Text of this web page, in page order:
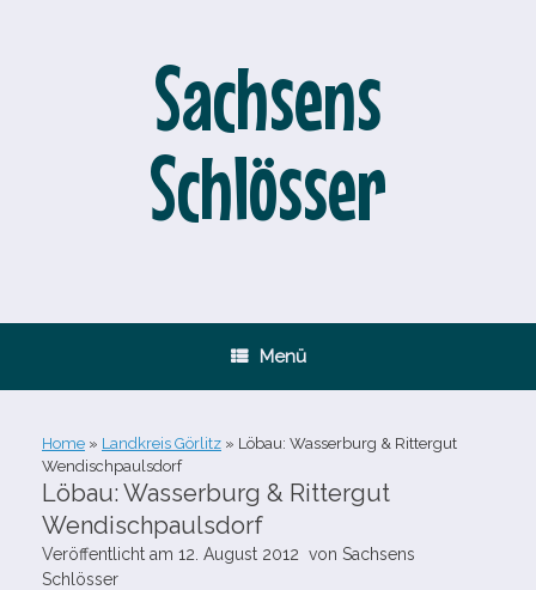
Sachsens
Schlösser
Menü
Home » Landkreis Görlitz » Löbau: Wasserburg & Rittergut
Wendischpaulsdorf
Löbau: Wasserburg & Rittergut
Wendischpaulsdorf
Veröffentlicht am 12. August 2012 von Sachsens
Schlösser